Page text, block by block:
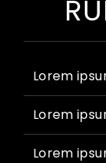
Lorem
Lorem
Lorem